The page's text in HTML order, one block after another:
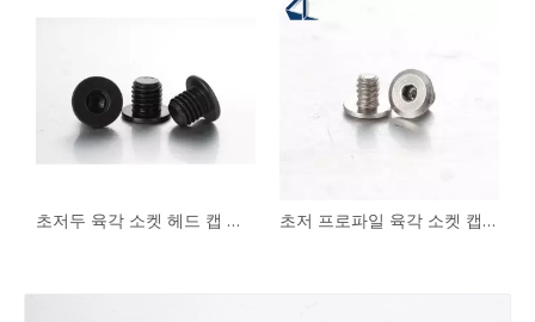
초저두 육각 소켓 헤드 캡 나사 CBSS CBSTS 초저 프로파일 육각 소켓 캡 나사 CBSTSR M2-M6